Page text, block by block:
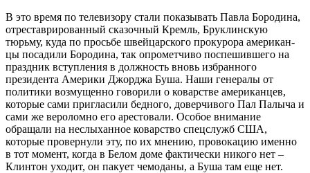
В это время по телевизору стали показывать Павла Боро­дина,
отреставрированный сказочный Кремль, Бруклинскую
тюрьму, куда по просьбе швейцарского прокурора американ­
цы посадили Бородина, так опрометчиво поспешившего на
праз­дник вступления в должность вновь избранного
президента Америки Джорджа Буша. Наши генералы от
политики возму­щенно говорили о коварстве американцев,
которые сами при­гласили бедного, доверчивого Пал Палыча и
сами же веролом­но его арестовали. Особое внимание
обращали на неслыханное коварство спецслужб США,
которые провернули эту, по их мнению, провокацию именно
в тот момент, когда в Белом доме фактически никого нет –
Клинтон уходит, он пакует чемоданы, а Буша там еще нет.